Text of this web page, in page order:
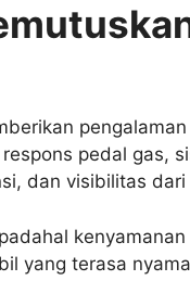
pedal gas,
dan visibilitas
yang terasa